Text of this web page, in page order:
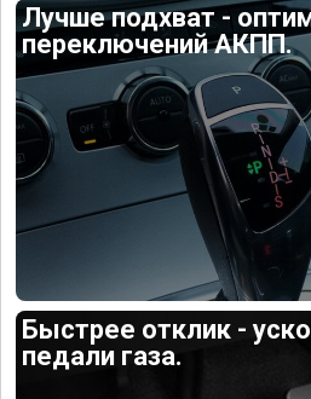
Лучше подхват -
переключений АКПП.
Быстрее отклик -
педали газа.